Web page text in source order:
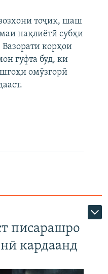
тоҷик, шаш
нақлиётӣ субҳи
Вазорати корҳои
гуфта буд, ки
омӯзгорӣ
писарашро
кардаанд